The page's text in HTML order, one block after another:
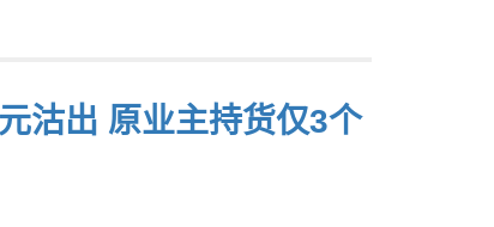
沽出 原业主持货仅3个